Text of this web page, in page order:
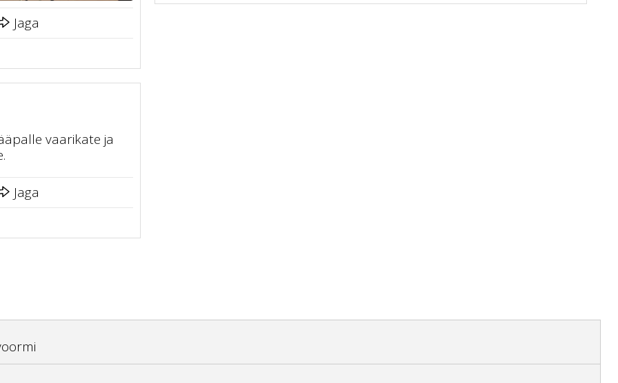
Jaga
vaarikate ja
Jaga